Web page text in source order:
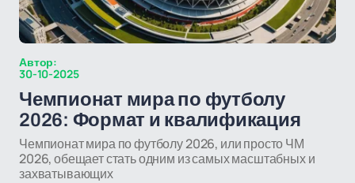
Автор:
30-10-2025
Чемпионат мира по футболу
2026: Формат и квалификация
Чемпионат мира по футболу 2026, или просто ЧМ
2026, обещает стать одним из самых масштабных и
захватывающих